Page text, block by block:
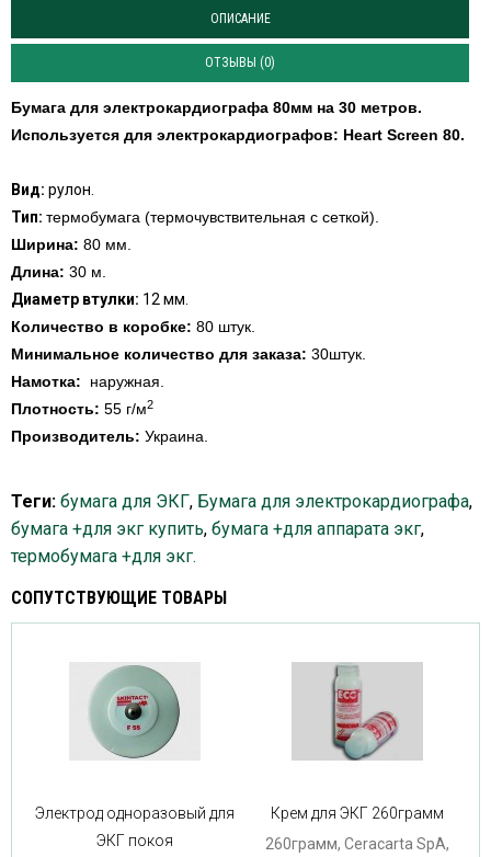
ОПИСАНИЕ
ОТЗЫВЫ (0)
Бумага для электрокардиографа 80мм на 30 метров.
Используется для электрокардиографов: Heart Screen 80.
Вид: рулон.
Тип: термобумага (термочувствительная с сеткой).
Ширина: 80 мм.
Длина: 30 м.
Диаметр втулки: 12 мм.
Количество в коробке: 80 штук.
Минимальное количество для заказа: 30штук.
Намотка: наружная.
Плотность: 55 г/м2
Производитель: Украина
Теги: бумага для ЭКГ, Бумага для электрокардиографа,
бумага +для экг купить, бумага +для аппарата экг,
термобумага +для экг.
СОПУТСТВУЮЩИЕ ТОВАРЫ
Электрод одноразовый для
ЭКГ покоя
Крем для ЭКГ 260грамм
260грамм, Ceracarta SpA,